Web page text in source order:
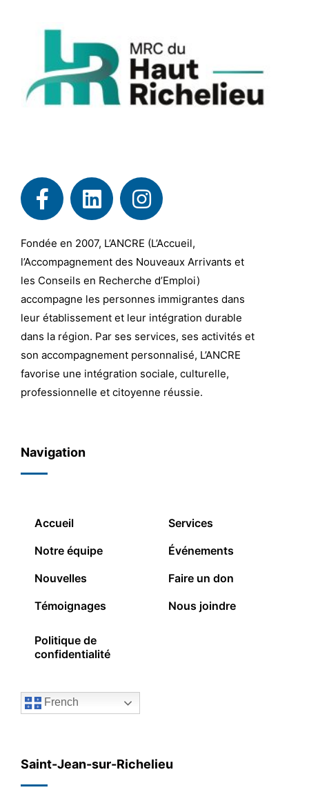
Fondée en 2007, L’ANCRE (L’Accueil,
l’Accompagnement des Nouveaux Arrivants et
les Conseils en Recherche d’Emploi)
accompagne les personnes immigrantes dans
leur établissement et leur intégration durable
dans la région. Par ses services, ses activités et
son accompagnement personnalisé, L’ANCRE
favorise une intégration sociale, culturelle,
professionnelle et citoyenne réussie.
Navigation
Accueil
Notre équipe
Nouvelles
Témoignages
Services
Événements
Faire un don
Nous joindre
Politique de
confidentialité
French
Saint-Jean-sur-Richelieu